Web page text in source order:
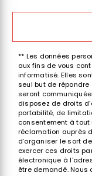
** Les données
aux fins de vous
informatisé. Elles
seul but de
seront
disposez de droits
portabilité, de
consentement à tout
réclamation auprès
d’organiser le sort
exercer ces droits
électronique à
être demandé.